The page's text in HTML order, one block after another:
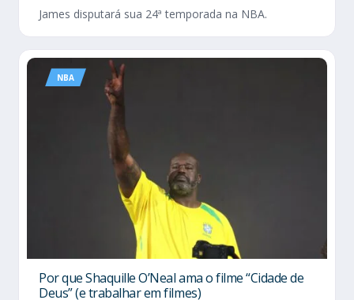
James disputará sua 24ª temporada na NBA.
NBA
Por que Shaquille O’Neal ama o filme “Cidade de
Deus” (e trabalhar em filmes)